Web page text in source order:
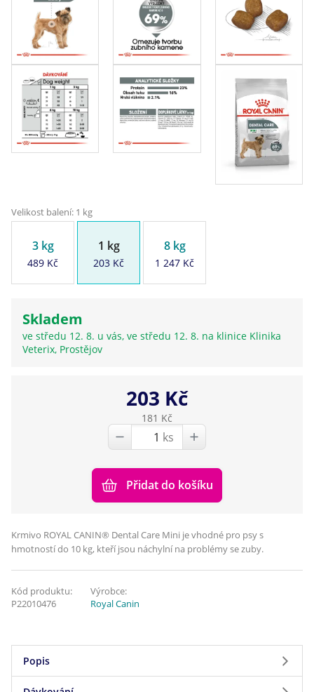
Velikost balení: 1 kg
3 kg
489 Kč
1 kg
203 Kč
8 kg
1 247 Kč
Skladem
ve středu 12. 8. u vás, ve středu 12. 8. na klinice Klinika
Veterix, Prostějov
203 Kč
181 Kč
ks
Přidat do košíku
Krmivo ROYAL CANIN® Dental Care Mini je vhodné pro psy s
hmotností do 10 kg, kteří jsou náchylní na problémy se zuby.
Kód produktu:
P22010476
Výrobce:
Royal Canin
Popis